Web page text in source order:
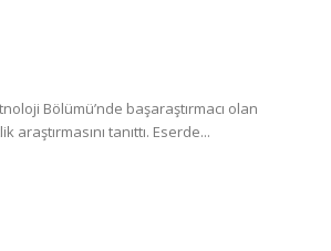
Bölümü’nde başaraştırmacı olan
tanıttı. Eserde...